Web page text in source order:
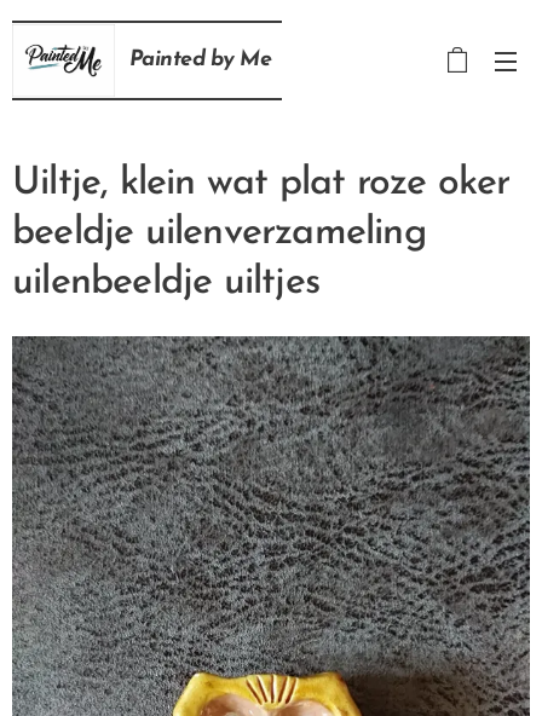
Painted byMe
Uiltje, klein wat plat roze oker
beeldje uilenverzameling
uilenbeeldje uiltjes